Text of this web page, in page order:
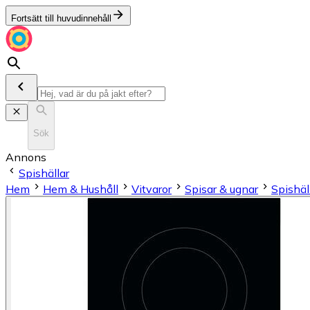
Fortsätt till huvudinnehåll
Sök
Annons
Spishällar
Hem
Hem & Hushåll Vitvaror Spisar & ugnar